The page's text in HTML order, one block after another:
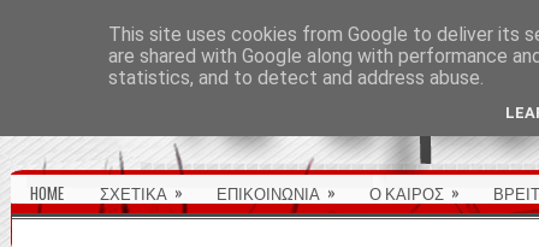
HOME ΣΧΕΤΙΚΑ » ΕΠΙΚΟΙΝΩΝΙΑ » Ο ΚΑΙΡΟΣ »
This site uses cookies from Google to deliver its
are shared with Google along with performance
statistics, and to detect and address abuse.